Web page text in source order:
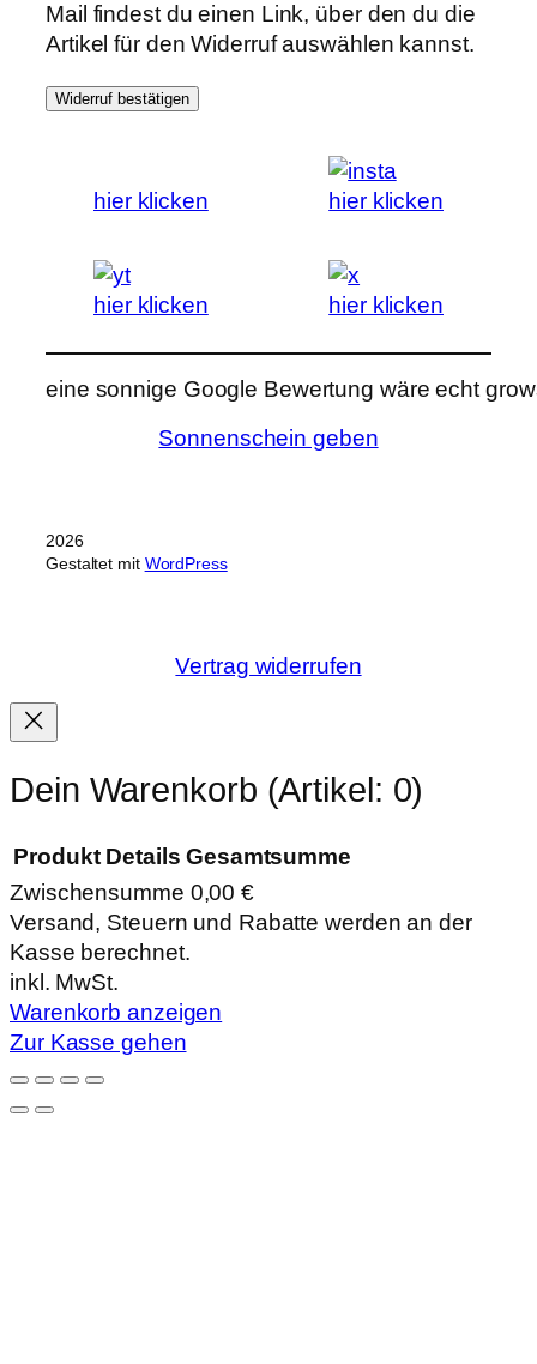
Mail findest du einen Link, über den du die
Artikel für den Widerruf auswählen kannst.
Widerruf bestätigen
hier klicken hier klicken
hier klicken hier klicken
eine sonnige Google Bewertung wäre echt
Sonnenschein geben
2026
Gestaltet mit WordPress
Vertrag widerrufen
Dein Warenkorb (Artikel: 0)
Produkte
im
Warenkorb
Produkt Details Gesamtsumme
Zwischensumme 0,00 €
Versand, Steuern und Rabatte werden an der
Kasse berechnet.
inkl. MwSt.
Warenkorb anzeigen
Zur Kasse gehen